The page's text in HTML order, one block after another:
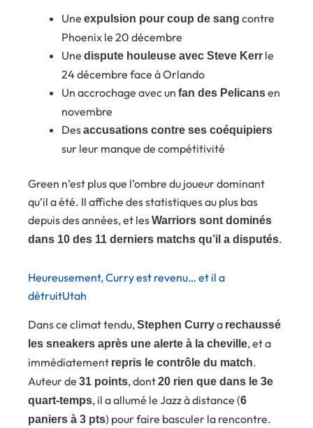
Une expulsion pour coup de sang contre
Phoenix le 20 décembre
Une dispute houleuse avec Steve Kerr le
24 décembre face à Orlando
Un accrochage avec un fan des Pelicansen
novembre
Desaccusations contre ses coéquipiers
sur leur manque de compétitivité
Green n’est plus que l’ombre du joueur dominant
qu’il a été. Il affiche des statistiques au plus bas
depuis des années, et lesWarriors sont dominés
dans 10 des 11 derniers matchs qu’il a disputés.
Heureusement, Curry est revenu… et il a
détruitUtah
Dans ce climat tendu,Stephen Currya rechaussé
les sneakers après une alerte à la cheville, et a
immédiatement repris le contrôle du match.
Auteur de 31 points, dont20 rien que dans le 3e
quart-temps, il a allumé le Jazz à distance (6
paniers à 3 pts) pour faire basculer la rencontre.